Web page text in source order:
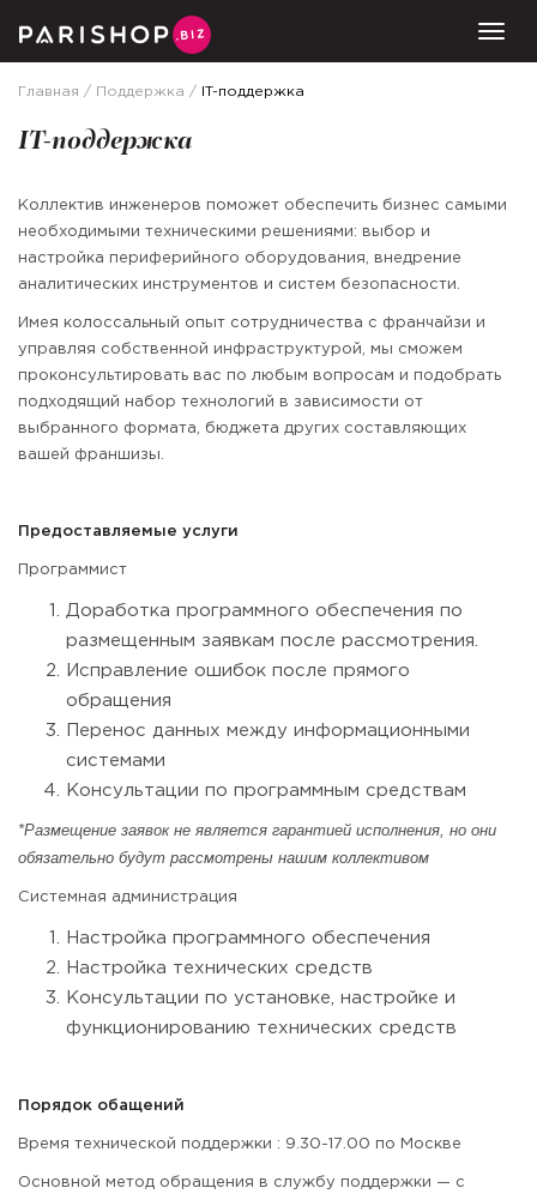
Главная Поддержка IT-поддержка
IT-поддержка
Коллектив инженеров поможет обеспечить бизнес самыми
необходимыми техническими решениями: выбор и
настройка периферийного оборудования, внедрение
аналитических инструментов и систем безопасности.
Имея колоссальный опыт сотрудничества с франчайзи и
управляя собственной инфраструктурой, мы сможем
проконсультировать вас по любым вопросам и подобрать
подходящий набор технологий в зависимости от
выбранного формата, бюджета других составляющих
вашей франшизы.
Предоставляемые услуги
Программист
Доработка программного обеспечения по
размещенным заявкам после рассмотрения.
Исправление ошибок после прямого
обращения
Перенос данных между информационными
системами
Консультации по программным средствам
*Размещение заявок не является гарантией исполнения, но они
обязательно будут рассмотрены нашим коллективом
Системная администрация
Настройка программного обеспечения
Настройка технических средств
Консультации по установке, настройке и
функционированию технических средств
Порядок обащений
Время технической поддержки : 9.30-17.00 по Москве
Основной метод обращения в службу поддержки — с